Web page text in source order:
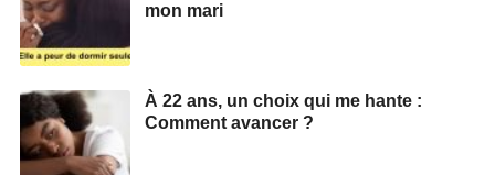
mon mari
À 22 ans, un choix qui me hante :
Comment avancer ?